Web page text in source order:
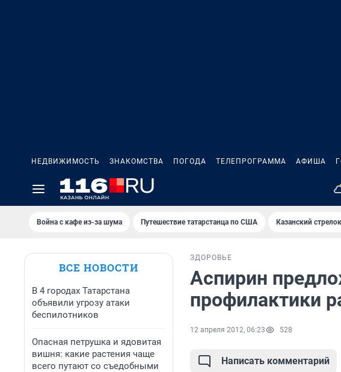
НЕДВИЖИМОСТЬ ЗНАКОМСТВА ПОГОДА ТЕЛЕПРОГРАММА АФИША
Война с кафе из-за шума Путешествие татарстанца по США Казанский
ВСЕ НОВОСТИ
В 4 городах Татарстана
объявили угрозу атаки
беспилотников
Опасная петрушка и ядовитая
вишня: какие растения чаще
всего путают со съедобными
ЗДОРОВЬЕ
Аспирин
профилактики
12 апреля 2012, 06:23 528
Написать комментарий